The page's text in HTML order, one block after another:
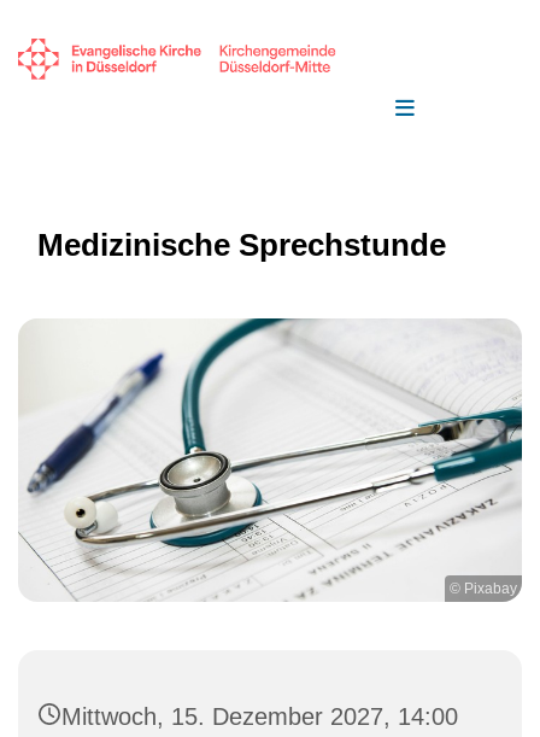
Medizinische Sprechstunde
© Pixabay
Mittwoch, 15. Dezember 2027, 14:00